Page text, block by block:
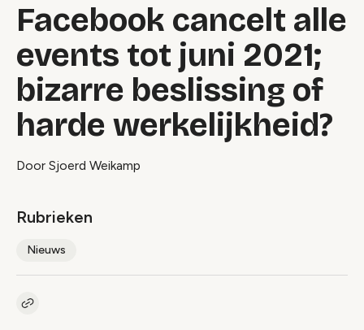
Facebook cancelt alle
events tot juni 2021;
bizarre beslissing of
harde werkelijkheid?
Door Sjoerd Weikamp
Rubrieken
Nieuws
Kopieer link naar artikel